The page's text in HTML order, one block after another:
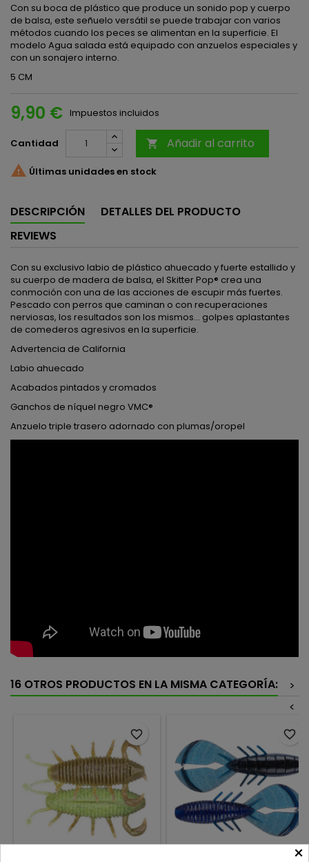
Con su boca de plástico que produce un sonido pop y cuerpo
de balsa, este señuelo versátil se puede trabajar con varios
métodos cuando los peces se alimentan en la superficie. El
modelo Agua salada está equipado con anzuelos especiales y
con un sonajero interno.
5 CM
9,90 € Impuestos incluidos
Cantidad  Añadir al carrito
 Últimas unidades en stock
DESCRIPCIÓN
DETALLES DEL PRODUCTO
REVIEWS
Con su exclusivo labio de plástico ahuecado y fuerte estallido y
su cuerpo de madera de balsa, el Skitter Pop® crea una
conmoción con una de las acciones de escupir más fuertes.
Pescado con perros que caminan o con recuperaciones
nerviosas, los resultados son los mismos... golpes aplastantes
de comederos agresivos en la superficie.
Advertencia de California
Labio ahuecado
Acabados pintados y cromados
Ganchos de níquel negro VMC®
Anzuelo triple trasero adornado con plumas/oropel
16 OTROS PRODUCTOS EN LA MISMA CATEGORÍA:
>
<
favorite_border favorite_border
×